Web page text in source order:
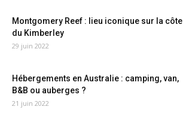
Montgomery Reef : lieu iconique sur la côte
du Kimberley
29 juin 2022
Hébergements en Australie : camping, van,
B&B ou auberges ?
21 juin 2022